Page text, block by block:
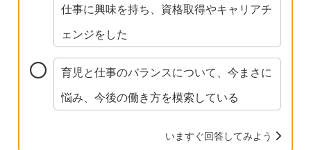
ど分からなくなり、苦しくなり、息子のでき
る事はたくさんあるのに出来ないことにばか
り目がいってしまって辛いです。
仕事に興味を持ち、資格取得やキャリアチ
ェンジをした
育児と仕事のバランスについて、今まさに
悩み、今後の働き方を模索している
いますぐ回答してみよう